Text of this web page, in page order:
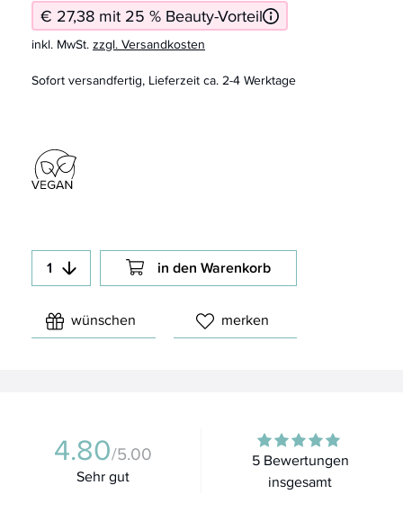
€ 27,38 mit 25 % Beauty-Vorteil
inkl. MwSt.zzgl. Versandkosten
Sofort versandfertig, Lieferzeit ca. 2-4 Werktage
in den Warenkorb
wünschen merken
4.80/5.00
Sehr gut
5 Bewertungen
insgesamt